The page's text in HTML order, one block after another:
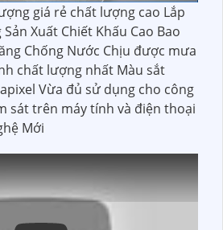
giá rẻ chất lượng cao Lắp
Xuất Chiết Khấu Cao Bao
Chống Nước Chịu được mưa
chất lượng nhất Màu sắt
Vừa đủ sử dụng cho công
sát trên máy tính và điện thoại
Mới